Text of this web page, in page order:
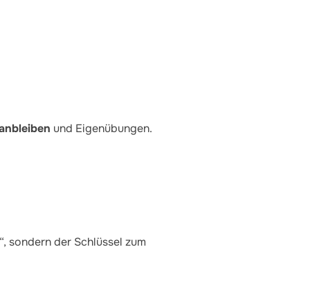
und Eigenübungen.
sondern der Schlüssel zum